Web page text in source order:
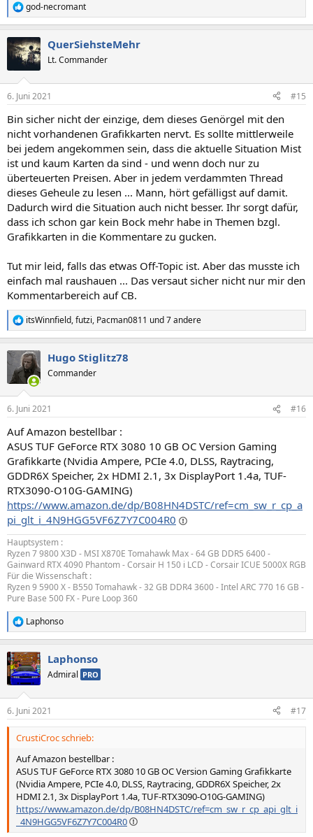
R
e
k
t
e
:
god-necromant
QuerSiehsteMehr
Lt. Commander
6. Juni 2021 #15
Bin sicher nicht der einzige, dem dieses Genörgel mit den
nicht vorhandenen Grafikkarten nervt. Es sollte mittlerweile
bei jedem angekommen sein, dass die aktuelle Situation Mist
ist und kaum Karten da sind - und wenn doch nur zu
überteuerten Preisen. Aber in jedem verdammten Thread
dieses Geheule zu lesen ... Mann, hört gefälligst auf damit.
Dadurch wird die Situation auch nicht besser. Ihr sorgt dafür,
dass ich schon gar kein Bock mehr habe in Themen bzgl.
Grafikkarten in die Kommentare zu gucken.
Tut mir leid, falls das etwas Off-Topic ist. Aber das musste ich
einfach mal raushauen ... Das versaut sicher nicht nur mir den
Kommentarbereich auf CB.
R
e
k
t
i
e
:
itsWinnfield,futzi, Pacman0811 und 7 andere
Hugo Stiglitz78
Commander
6. Juni 2021 #16
Auf Amazon bestellbar :
ASUS TUF GeForce RTX 3080 10 GB OC Version Gaming
Grafikkarte (Nvidia Ampere, PCIe 4.0, DLSS, Raytracing,
GDDR6X Speicher, 2x HDMI 2.1, 3x DisplayPort 1.4a, TUF-
RTX3090-O10G-GAMING)
https://www.amazon.de/dp/B08HN4DSTC/ref=cm_sw_r_cp_a
pi_glt_i_4N9HGG5VF6Z7Y7C004R0
Hauptsystem :
Ryzen 7 9800 X3D - MSI X870E Tomahawk Max - 64 GB DDR5 6400 -
Gainward RTX 4090 Phantom - Corsair H 150 i LCD - Corsair ICUE 5000X RGB
Für die Wissenschaft :
Ryzen 9 5900 X - B550 Tomahawk - 32 GB DDR4 3600 - Intel ARC 770 16 GB -
Pure Base 500 FX - Pure Loop 360
R
e
k
t
i
e
n
Laphonso
Laphonso
Admiral PRO
6. Juni 2021 #17
CrustiCroc schrieb:
Auf Amazon bestellbar :
ASUS TUF GeForce RTX 3080 10 GB OC Version Gaming Grafikkarte
(Nvidia Ampere, PCIe 4.0, DLSS, Raytracing, GDDR6X Speicher, 2x
HDMI 2.1, 3x DisplayPort 1.4a, TUF-RTX3090-O10G-GAMING)
https://www.amazon.de/dp/B08HN4DSTC/ref=cm_sw_r_cp_api_glt_i
_4N9HGG5VF6Z7Y7C004R0